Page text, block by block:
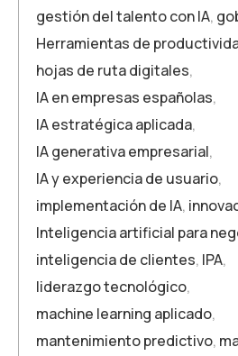
gestión del talento con IA,
Herramientas de
hojas de ruta digitales,
IA en empresas españolas,
IA estratégica aplicada,
IA generativa empresarial,
IA y experiencia de usuario,
implementación de IA,
Inteligencia artificial para
inteligencia de clientes, IPA,
liderazgo tecnológico,
machine learning aplicado,
mantenimiento predictivo,